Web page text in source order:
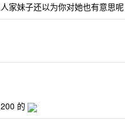
家妹子还以为你对她也有意思呢
的